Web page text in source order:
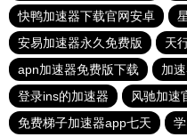
快鸭加速器下载官网安卓
安易加速器永久免费版
天
apn加速器免费版下载
加
登录ins的加速器
风驰加速
免费梯子加速器app七天